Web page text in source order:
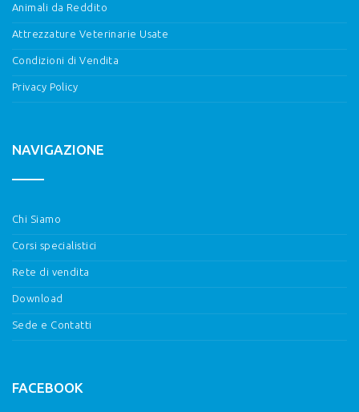
Animali da Reddito
Attrezzature Veterinarie Usate
Condizioni di Vendita
Privacy Policy
NAVIGAZIONE
Chi Siamo
Corsi specialistici
Rete di vendita
Download
Sede e Contatti
FACEBOOK